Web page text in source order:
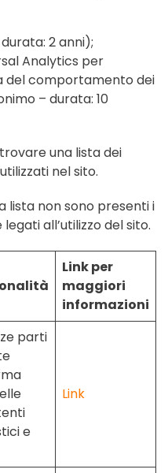
2 anni);
Analytics per
del comportamento dei
– durata: 10
una lista dei
nel sito.
lista non sono presenti i
all’utilizzo del sito.
Link per
maggiori
informazioni
parti
e
Link